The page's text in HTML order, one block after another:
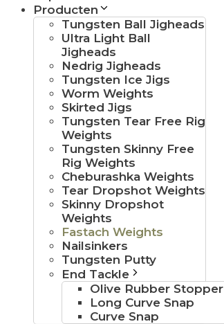
Producten
Tungsten Ball Jigheads
Ultra Light Ball
Jigheads
Nedrig Jigheads
Tungsten Ice Jigs
Worm Weights
Skirted Jigs
Tungsten Tear Free Rig
Weights
Tungsten Skinny Free
Rig Weights
Cheburashka Weights
Tear Dropshot Weights
Skinny Dropshot
Weights
Fastach Weights
Nailsinkers
Tungsten Putty
End Tackle
Olive Rubber Stopper
Long Curve Snap
Curve Snap